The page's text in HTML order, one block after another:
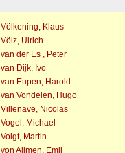
Völkening, Klaus
Völz, Ulrich
van der Es , Peter
van Dijk, Ivo
van Eupen, Harold
van Vondelen, Hugo
Villenave, Nicolas
Vogel, Michael
Voigt, Martin
von Allmen, Emil